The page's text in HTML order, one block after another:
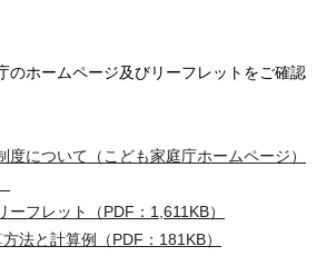
のホームページ及びリーフレットをご確認
度について（こども家庭庁ホームページ）
フレット（PDF：1,611KB）
法と計算例（PDF：181KB）